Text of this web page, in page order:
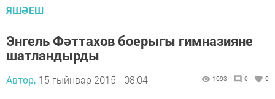
ЯШӘЕШ
Энгель Фәттахов боерыгы гимназияне
шатландырды
Автор, 15 гыйнвар 2015 - 08:04 1093 0 0